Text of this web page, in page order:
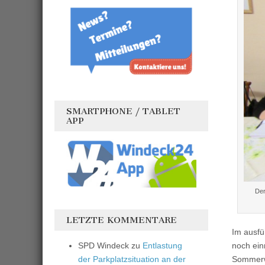
Im
noch
SMARTPHONE / TABLET
APP
LETZTE KOMMENTARE
SPD Windeck zu Entlastung
der Parkplatzsituation an der